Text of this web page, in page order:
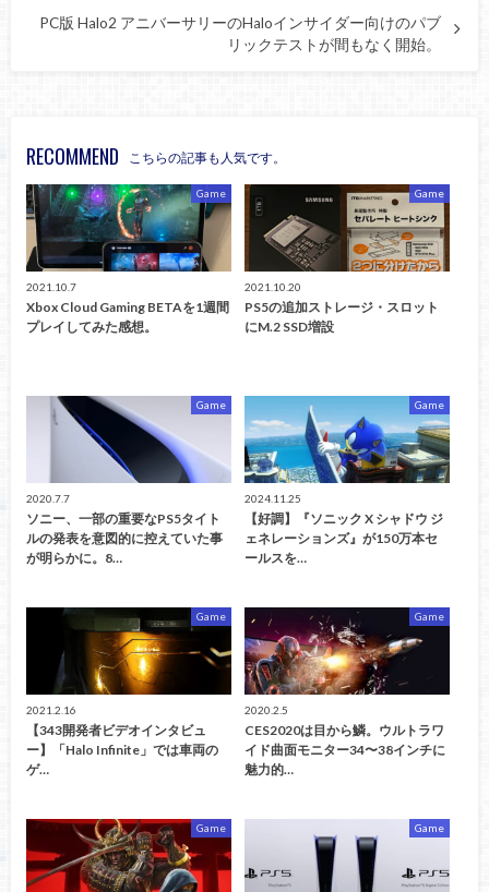
PC版 Halo2 アニバーサリーのHaloインサイダー向けのパブ
リックテストが間もなく開始。
RECOMMEND こちらの記事も人気です。
Game
2021.10.7
Xbox Cloud Gaming BETAを1週間
プレイしてみた感想。
Game
2021.10.20
PS5の追加ストレージ・スロット
にM.2 SSD増設
Game
2020.7.7
ソニー、一部の重要なPS5タイト
ルの発表を意図的に控えていた事
が明らかに。8…
Game
2024.11.25
【好調】『ソニック X シャドウ ジ
ェネレーションズ』が150万本セ
ールスを…
Game
2021.2.16
【343開発者ビデオインタビュ
ー】「Halo Infinite」では車両の
ゲ…
Game
2020.2.5
CES2020は目から鱗。ウルトラワ
イド曲面モニター34〜38インチに
魅力的…
Game Game